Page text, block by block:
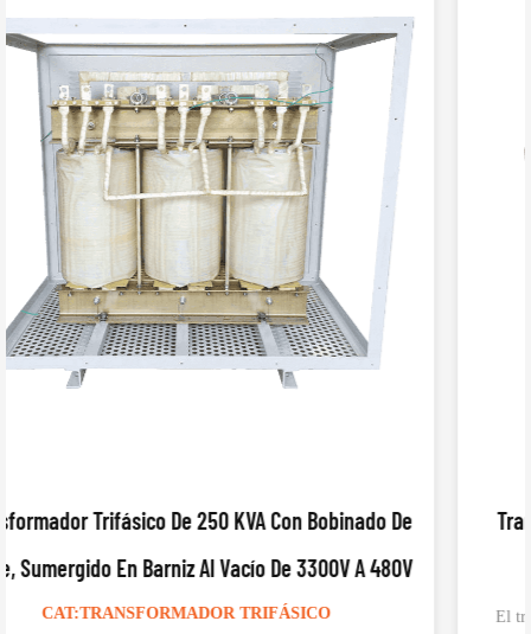
Transformador Trifásico De Elevación De 250 KVA
CAT:TRANSFORMADOR TRIFÁSICO
El transformador trifásico de elevación de voltaje es un equipo